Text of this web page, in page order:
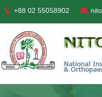
+88 02 55058902